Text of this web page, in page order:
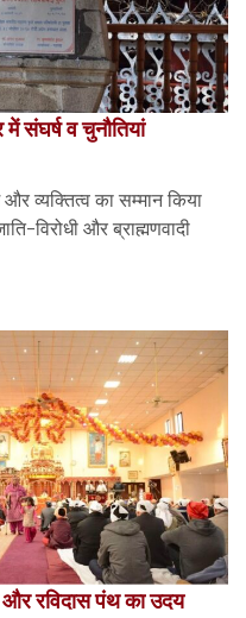
संघर्ष व चुनौतियां
व्यक्तित्व का सम्मान किया
विरोधी और ब्राह्मणवादी
और रविदास पंथ का उदय